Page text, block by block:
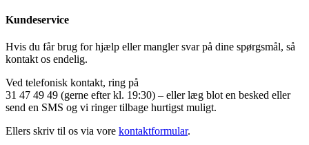
Kundeservice
Hvis du får brug for hjælp eller mangler svar på dine spørgsmål, så
kontakt os endelig.
Ved telefonisk kontakt, ring på
31 47 49 49 (gerne efter kl. 19:30) – eller læg blot en besked eller
send en SMS og vi ringer tilbage hurtigst muligt.
Ellers skriv til os via vore kontaktformular.